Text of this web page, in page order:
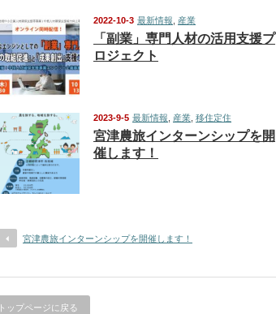
2022-10-3 最新情報 産業
「副業」専門人材の活用支援プ
ロジェクト
2023-9-5 最新情報 産業 移住定住
宮津農旅インターンシップを開
催します！
宮津農旅インターンシップを開催します！
トップページに戻る